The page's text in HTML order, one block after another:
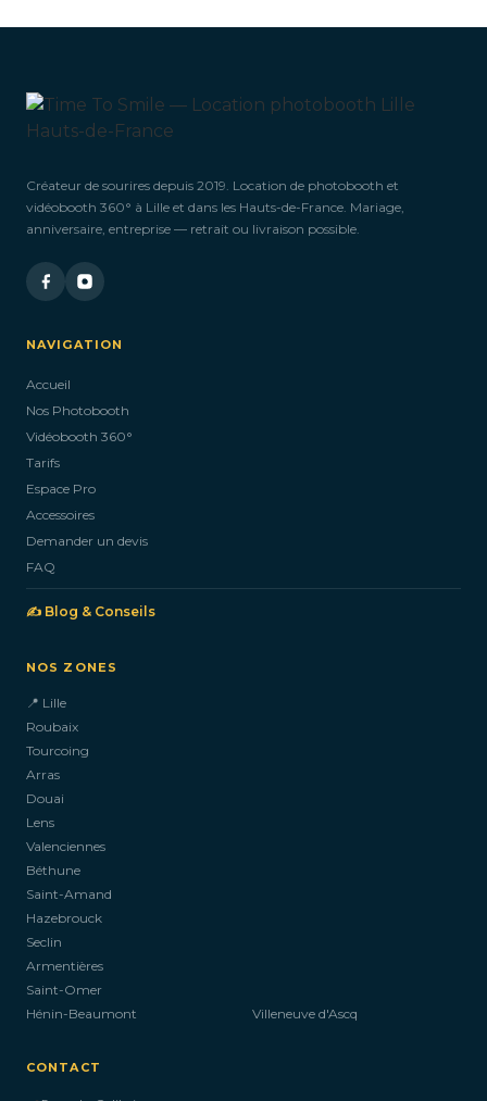
Créateur de sourires depuis 2019. Location de photobooth et
vidéobooth 360° à Lille et dans les Hauts-de-France. Mariage,
anniversaire, entreprise — retrait ou livraison possible.
NAVIGATION
Accueil
Nos Photobooth
Vidéobooth 360°
Tarifs
Espace Pro
Accessoires
Demander un devis
FAQ
✍️ Blog & Conseils
NOS ZONES
📍 Lille
Roubaix
Tourcoing
Arras
Douai
Lens
Valenciennes
Béthune
Saint-Amand
Hazebrouck
Seclin
Armentières
Saint-Omer
Hénin-Beaumont
Villeneuve d'Ascq
CONTACT